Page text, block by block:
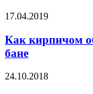
17.04.2019
Как кирпичом
бане
24.10.2018